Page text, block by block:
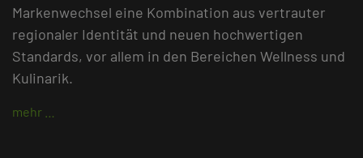
Markenwechsel eine Kombination aus vertrauter
regionaler Identität und neuen hochwertigen
Standards, vor allem in den Bereichen Wellness und
Kulinarik.
mehr …